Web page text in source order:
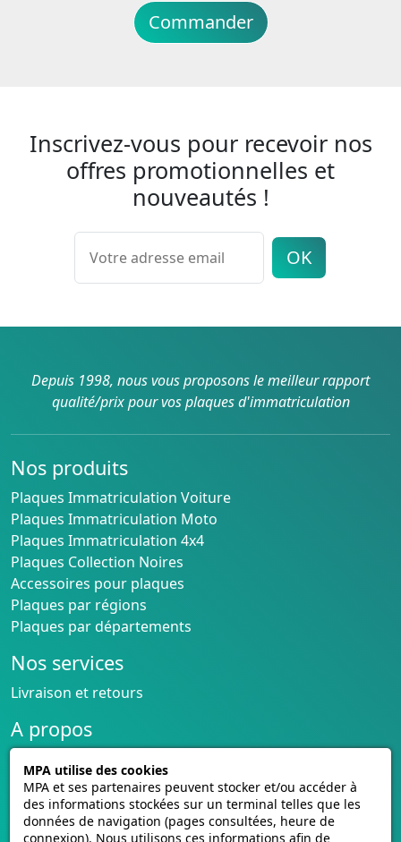
Commander
Inscrivez-vous pour recevoir nos
offres promotionnelles et
nouveautés !
OK
Depuis 1998, nous vous proposons le meilleur rapport
qualité/prix pour vos plaques d'immatriculation
Nos produits
Plaques Immatriculation Voiture
Plaques Immatriculation Moto
Plaques Immatriculation 4x4
Plaques Collection Noires
Accessoires pour plaques
Plaques par régions
Plaques par départements
Nos services
Livraison et retours
A propos
CGU cagnotte
Politique de cookies
Homologation des plaques
MPA utilise des cookies
MPA et ses partenaires peuvent stocker et/ou accéder à
des informations stockées sur un terminal telles que les
données de navigation (pages consultées, heure de
connexion). Nous utilisons ces informations afin de